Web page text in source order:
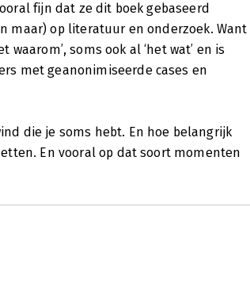
fijn dat ze dit boek gebaseerd
maar) op literatuur en onderzoek. Want
soms ook al ‘het wat’ en is
met geanonimiseerde cases en
die je soms hebt. En hoe belangrijk
En vooral op dat soort momenten